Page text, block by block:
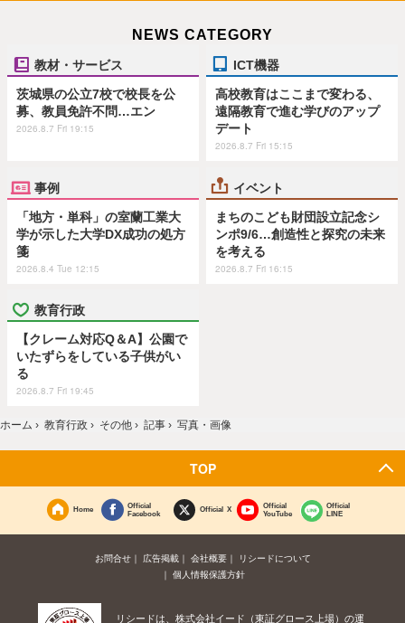
NEWS CATEGORY
教材・サービス
茨城県の公立7校で校長を公
募、教員免許不問…エン
2026.8.7 Fri 19:15
ICT機器
高校教育はここまで変わる、
遠隔教育で進む学びのアップ
デート
2026.8.7 Fri 15:15
事例
「地方・単科」の室蘭工業大
学が示した大学DX成功の処方
箋
2026.8.4 Tue 12:15
イベント
まちのこども財団設立記念シ
ンポ9/6…創造性と探究の未来
を考える
2026.8.7 Fri 16:15
教育行政
【クレーム対応Q＆A】公園で
いたずらをしている子供がい
る
2026.8.7 Fri 19:45
ホーム › 教育行政 › その他 › 記事 › 写真・画像
TOP
Home
Official
Facebook
Official X
Official
YouTube
Official
LINE
お問合せ 広告掲載 会社概要
リシードについて
個人情報保護方針
リシードは、株式会社イード（東証グロース上場）の運